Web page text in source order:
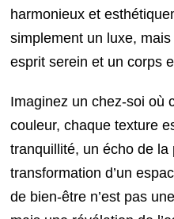
harmonieux et
simplement un luxe,
esprit serein et un corps
Imaginez un chez-soi où
couleur, chaque texture
tranquillité, un écho de la
transformation d’un
de bien-être n’est pas